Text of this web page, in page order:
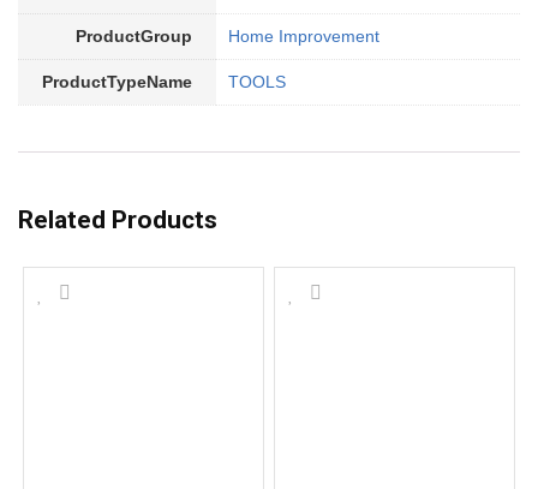
ProductGroup Home Improvement
ProductTypeName TOOLS
Related Products